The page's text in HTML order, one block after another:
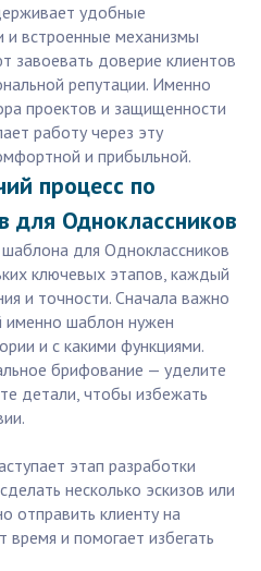
удобные
и встроенные механизмы
завоевать доверие клиентов
репутации. Именно
проектов и защищенности
работу через эту
и прибыльной.
процесс по
для Одноклассников
для Одноклассников
ключевых этапов, каждый
и точности. Сначала важно
именно шаблон нужен
и с какими функциями.
брифование — уделите
детали, чтобы избежать
этап разработки
несколько эскизов или
отправить клиенту на
и помогает избегать